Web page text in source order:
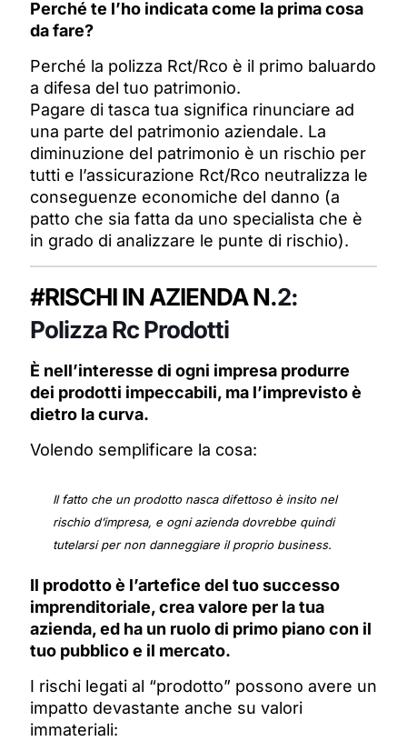
Perché te l’ho indicata come la prima cosa
da fare?
Perché la polizza Rct/Rco è il primo baluardo
a difesa del tuo patrimonio.
Pagare di tasca tua significa rinunciare ad
una parte del patrimonio aziendale. La
diminuzione del patrimonio è un rischio per
tutti e l’assicurazione Rct/Rco neutralizza le
conseguenze economiche del danno (a
patto che sia fatta da uno specialista che è
in grado di analizzare le punte di rischio).
#RISCHI IN AZIENDA N.2:
Polizza Rc Prodotti
È nell’interesse di ogni impresa produrre
dei prodotti impeccabili, ma l’imprevisto è
dietro la curva.
Volendo semplificare la cosa:
Il fatto che un prodotto nasca difettoso è insito nel
rischio d’impresa, e ogni azienda dovrebbe quindi
tutelarsi per non danneggiare il proprio business.
Il prodotto è l’artefice del tuo successo
imprenditoriale, crea valore per la tua
azienda, ed ha un ruolo di primo piano con il
tuo pubblico e il mercato.
I rischi legati al “prodotto” possono avere un
impatto devastante anche su valori
immateriali: